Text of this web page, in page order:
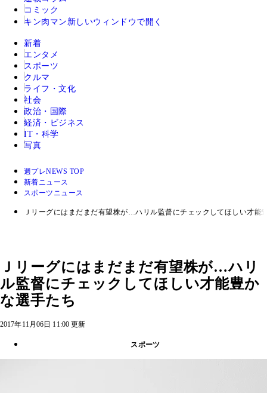
コミック
キン肉マン 新しいウィンドウで開く
新着
エンタメ
スポーツ
クルマ
ライフ・文化
社会
政治・国際
経済・ビジネス
IT・科学
写真
週プレNEWS TOP
新着ニュース
スポーツニュース
Ｊリーグにはまだまだ有望株が…ハリル監督にチェックしてほしい才能
Ｊリーグにはまだまだ有望株が…ハリ
ル監督にチェックしてほしい才能豊か
な選手たち
2017年11月06日 11:00 更新
スポーツ